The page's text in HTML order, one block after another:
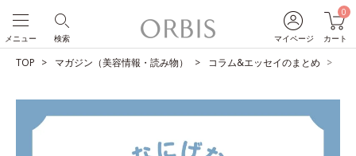
マイページ
0
カート
検索
メニュー
TOP マガジン（美容情報・読み物） コラム&エッセイのまとめ